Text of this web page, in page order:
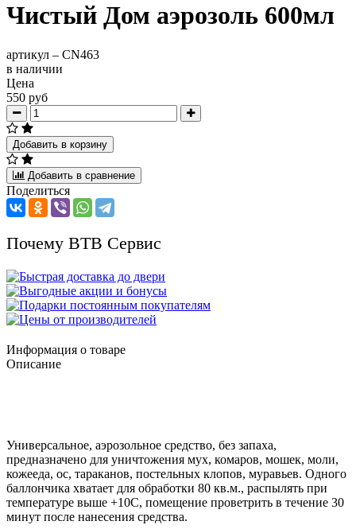
Чистый Дом аэрозоль 600мл
артикул – CN463
в наличии
Цена
550 руб
Добавить в корзину
Добавить в сравнение
Поделиться
Почему ВТВ Сервис
Информация о товаре
Описание
Универсальное, аэрозольное средство, без запаха,
предназначено для уничтожения мух, комаров, мошек, моли,
кожееда, ос, тараканов, постельных клопов, муравьев. Одного
баллончика хватает для обработки 80 кв.м., распылять при
температуре выше +10С, помещение проветрить в течение 30
минут после нанесения средства.